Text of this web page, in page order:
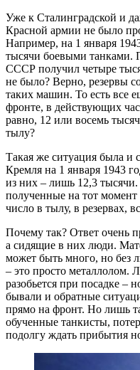
Уже к Сталинградской и
Красной армии не было
Например, на 1 января
тысячи боевыми танками.
СССР получил четыре
не было? Верно, резервы
таких машин. То есть все
фронте, в действующих
равно, 12 или восемь
тылу?
Такая же ситуация была и
Кремля на 1 января 1943
из них – лишь 12,3
полученные на тот
число в тылу, в резервах,
Почему так? Ответ очень
а сидящие в них люди.
может быть много, но без
– это просто металлолом.
разобьется при посадке –
бывали и обратные
прямо на фронт. Но лишь
обученные танкисты,
подолгу ждать прибытия